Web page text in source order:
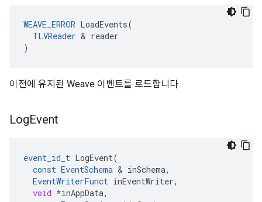
WEAVE_ERROR LoadEvents(
TLVReader & reader
)
이전에 유지된 Weave 이벤트를 로드합니다.
LogEvent
event_id_t LogEvent(
const EventSchema & inSchema,
EventWriterFunct inEventWriter,
void *inAppData,